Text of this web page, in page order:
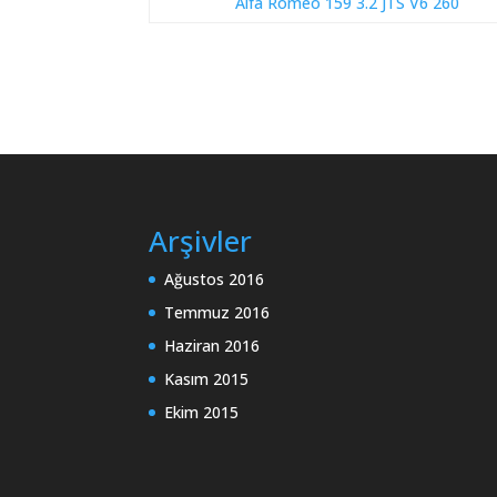
Arşivler
Ağustos 2016
Temmuz 2016
Haziran 2016
Kasım 2015
Ekim 2015